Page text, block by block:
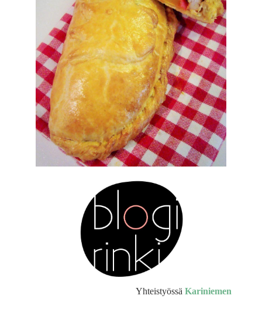
Yhteistyössä Kariniemen